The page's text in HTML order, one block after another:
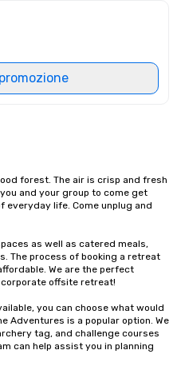
forest. The air is crisp and fresh
and your group to come get
everyday life. Come unplug and
as well as catered meals,
The process of booking a retreat
We are the perfect
offsite retreat!
you can choose what would
Adventures is a popular option. We
tag, and challenge courses
can help assist you in planning